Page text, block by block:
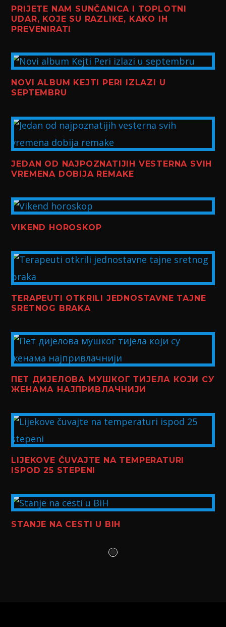
PRIJETE NAM SUNČANICA I TOPLOTNI
UDAR, KOJE SU RAZLIKE, KAKO IH
PREVENIRATI
NOVI ALBUM KEJTI PERI IZLAZI U
SEPTEMBRU
JEDAN OD NAJPOZNATIJIH VESTERNA SVIH
VREMENA DOBIJA REMAKE
VIKEND HOROSKOP
TERAPEUTI OTKRILI JEDNOSTAVNE TAJNE
SRETNOG BRAKA
ПЕТ ДИЈЕЛОВА МУШКОГ ТИЈЕЛА КОЈИ СУ
ЖЕНАМА НАЈПРИВЛАЧНИЈИ
LIJEKOVE ČUVAJTE NA TEMPERATURI
ISPOD 25 STEPENI
STANJE NA CESTI U BIH